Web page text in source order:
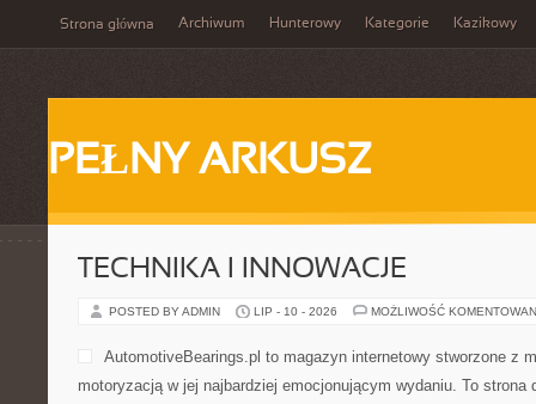
Strona główna Archiwum Hunterowy Kategorie Kazikowy
PEŁNY ARKUSZ
TECHNIKA I INNOWACJE
POSTED BY ADMIN LIP - 10 - 2026 MOŻLIWOŚĆ
AutomotiveBearings.pl to magazyn internetowy stworzone z
motoryzacją w jej najbardziej emocjonującym wydaniu. To